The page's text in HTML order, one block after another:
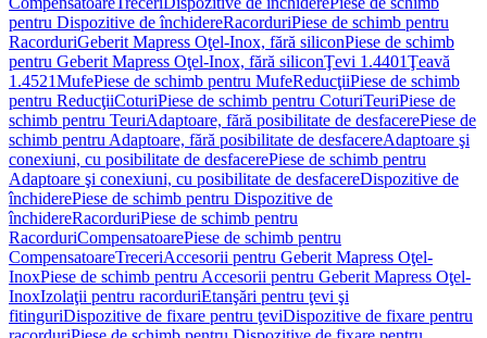
pentru Dispozitive de închidereRacorduriPiese de schimb pentru
RacorduriGeberit Mapress Oţel-Inox, fără siliconPiese de schimb
pentru Geberit Mapress Oţel-Inox, fără siliconŢevi 1.4401Ţeavă
1.4521MufePiese de schimb pentru MufeReducţiiPiese de schimb
pentru ReducţiiCoturiPiese de schimb pentru CoturiTeuriPiese de
schimb pentru TeuriAdaptoare, fără posibilitate de desfacerePiese de
schimb pentru Adaptoare, fără posibilitate de desfacereAdaptoare şi
conexiuni, cu posibilitate de desfacerePiese de schimb pentru
Adaptoare şi conexiuni, cu posibilitate de desfacereDispozitive de
închiderePiese de schimb pentru Dispozitive de
închidereRacorduriPiese de schimb pentru
RacorduriCompensatoarePiese de schimb pentru
CompensatoareTreceriAccesorii pentru Geberit Mapress Oţel-
InoxPiese de schimb pentru Accesorii pentru Geberit Mapress Oţel-
InoxIzolaţii pentru racorduriEtanşări pentru ţevi şi
fitinguriDispozitive de fixare pentru ţeviDispozitive de fixare pentru